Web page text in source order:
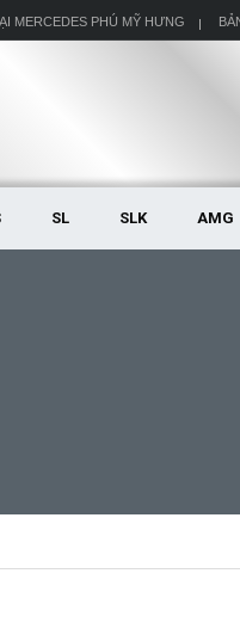
MERCEDES PHÚ MỸ HƯNG
SL SLK AMG